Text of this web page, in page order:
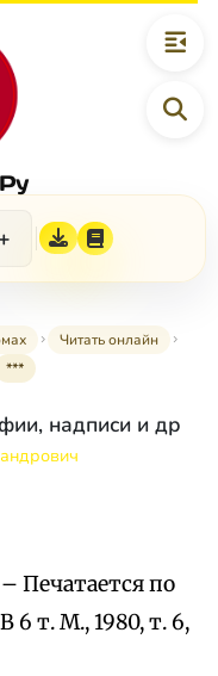
+
Читать онлайн
***
надписи и др
– Печатается по
6 т. М., 1980, т. 6,